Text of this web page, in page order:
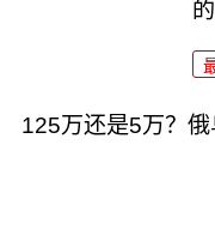
125万还是5万？